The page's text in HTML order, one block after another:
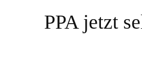
PPA jetzt